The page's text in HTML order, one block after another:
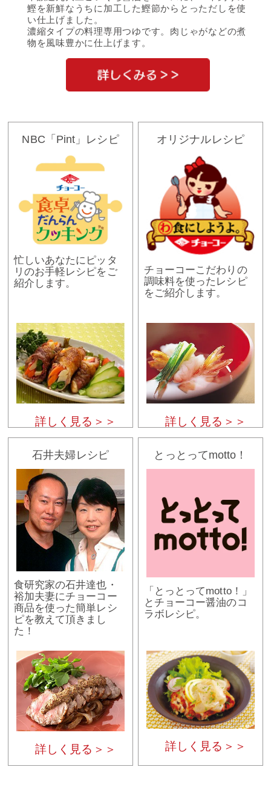
鰹を新鮮なうちに加工した鰹節からとっただしを使
い仕上げました。
濃縮タイプの料理専用つゆです。肉じゃがなどの煮
物を風味豊かに仕上げます。
NBC「Pint」レシピ
忙しいあなたにピッタ
リのお手軽レシピをご
紹介します。
詳しく見る＞＞
オリジナルレシピ
チョーコーこだわりの
調味料を使ったレシピ
をご紹介します。
詳しく見る＞＞
石井夫婦レシピ
食研究家の石井達也・
裕加夫妻にチョーコー
商品を使った簡単レシ
ピを教えて頂きまし
た！
詳しく見る＞＞
とっとってmotto！
「とっとってmotto！」
とチョーコー醤油のコ
ラボレシピ。
詳しく見る＞＞